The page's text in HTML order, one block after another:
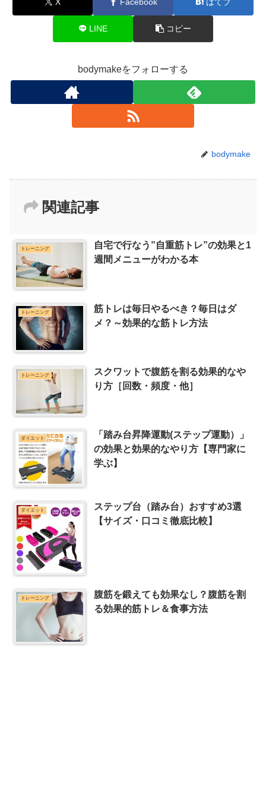
LINE コピー
bodymakeをフォローする
bodymake
関連記事
トレーニング
自宅で行なう”自重筋トレ”の効果と1
週間メニューがわかる本
トレーニング
筋トレは毎日やるべき？毎日はダ
メ？～効果的な筋トレ方法
トレーニング
スクワットで腹筋を割る効果的なや
り方［回数・頻度・他］
ダイエット
「踏み台昇降運動(ステップ運動）」
の効果と効果的なやり方【専門家に
学ぶ】
ダイエット
ステップ台（踏み台）おすすめ3選
【サイズ・口コミ徹底比較】
トレーニング
腹筋を鍛えても効果なし？腹筋を割
る効果的筋トレ＆食事方法